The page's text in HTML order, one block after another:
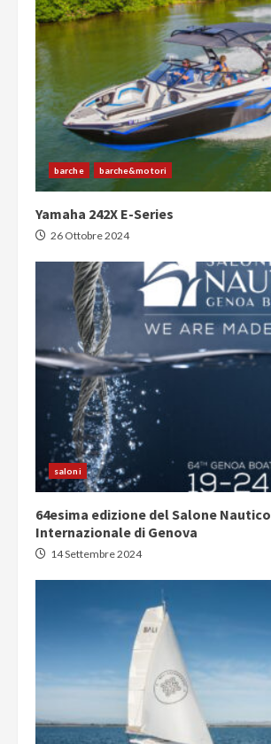
barche barche&motori
Yamaha 242X E-Series
26 Ottobre 2024
saloni
64esima edizione del Salone Nautico
Internazionale di Genova
14 Settembre 2024